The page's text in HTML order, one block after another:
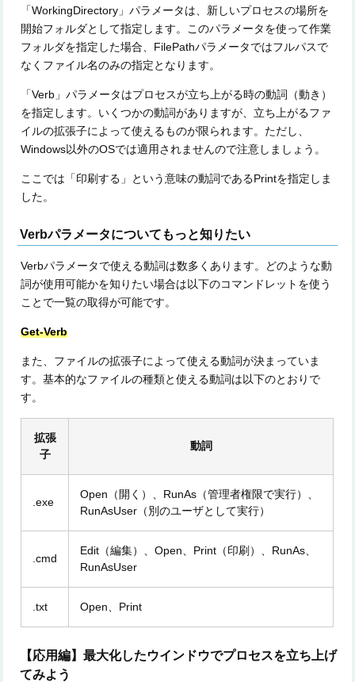
「WorkingDirectory」パラメータは、新しいプロセスの場所を
開始フォルダとして指定します。このパラメータを使って作業
フォルダを指定した場合、FilePathパラメータではフルパスで
なくファイル名のみの指定となります。
「Verb」パラメータはプロセスが立ち上がる時の動詞（動き）
を指定します。いくつかの動詞がありますが、立ち上がるファ
イルの拡張子によって使えるものが限られます。ただし、
Windows以外のOSでは適用されませんので注意しましょう。
ここでは「印刷する」という意味の動詞であるPrintを指定しま
した。
Verbパラメータについてもっと知りたい
Verbパラメータで使える動詞は数多くあります。どのような動
詞が使用可能かを知りたい場合は以下のコマンドレットを使う
ことで一覧の取得が可能です。
Get-Verb
また、ファイルの拡張子によって使える動詞が決まっていま
す。基本的なファイルの種類と使える動詞は以下のとおりで
す。
拡張
子
動詞
.exe
Open（開く）、RunAs（管理者権限で実行）、
RunAsUser（別のユーザとして実行）
.cmd
Edit（編集）、Open、Print（印刷）、RunAs、
RunAsUser
.txt Open、Print
【応用編】最大化したウインドウでプロセスを立ち上げ
てみよう